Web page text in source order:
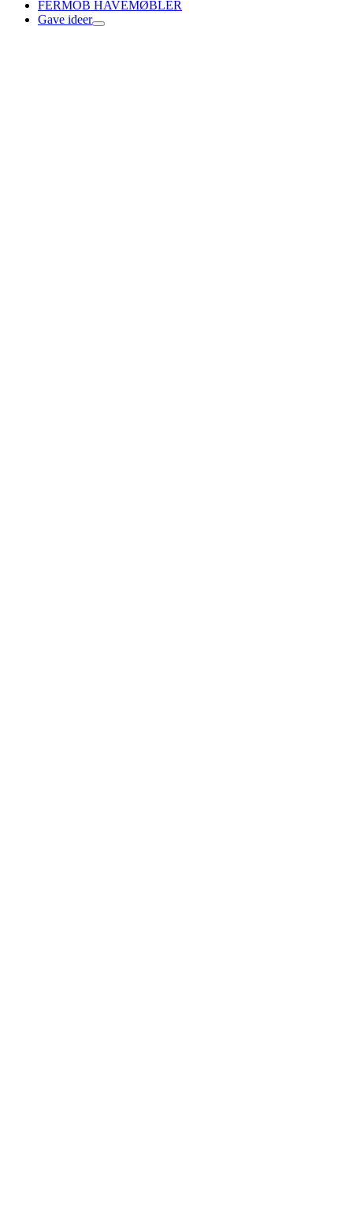
FERMOB HAVEMØBLER
Gave ideer